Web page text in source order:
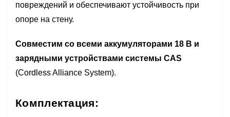
повреждений и обеспечивают устойчивость при
опоре на стену.
Совместим со всеми аккумуляторами 18 В и
зарядными устройствами системы CAS
(Cordless Alliance System).
Комплектация: